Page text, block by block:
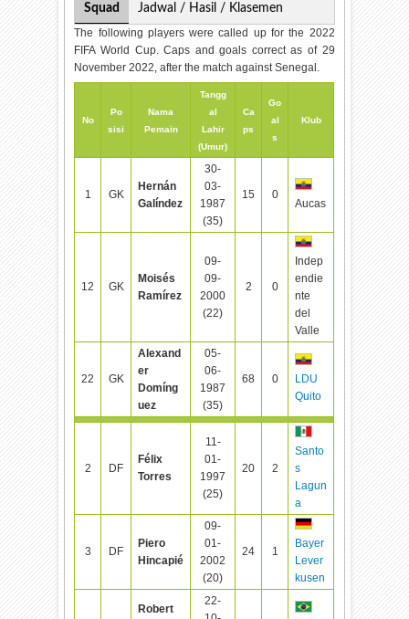
Squad
Jadwal / Hasil / Klasemen
The following players were called up for the 2022
FIFA World Cup. Caps and goals correct as of 29
November 2022, after the match against Senegal.
No
Po
sisi
Nama
Pemain
Tangg
al
Lahir
(Umur)
Ca
ps
Go
al
s
Klub
1 GK
Hernán
Galíndez
30-
03-
1987
(35)
15 0
Aucas
12 GK
Moisés
Ramírez
09-
09-
2000
(22)
2 0
Indep
endie
nte
del
Valle
22 GK
Alexand
er
Domíng
uez
05-
06-
1987
(35)
68 0
LDU
Quito
2 DF
Félix
Torres
11-
01-
1997
(25)
20 2
Santo
s
Lagun
a
3 DF
Piero
Hincapié
09-
01-
2002
(20)
24 1
Bayer
Lever
kusen
Robert
22-